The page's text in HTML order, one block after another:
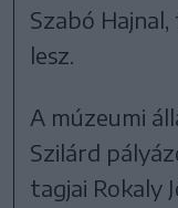
Szabó
lesz.
A múzeumi
Szilárd
tagjai Rokaly